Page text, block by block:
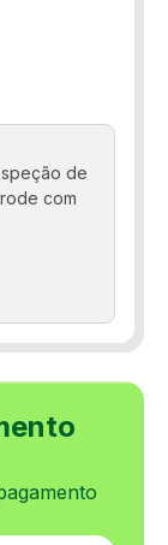
de
com